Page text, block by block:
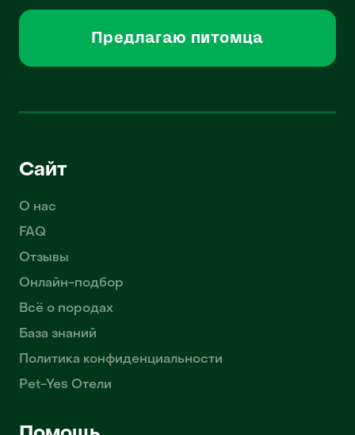
Предлагаю питомца
Сайт
О нас
FAQ
Отзывы
Онлайн-подбор
Всё о породах
База знаний
Политика конфиденциальности
Pet-Yes Отели